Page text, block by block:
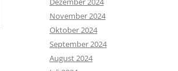
November 2024
Oktober 2024
September 2024
August 2024